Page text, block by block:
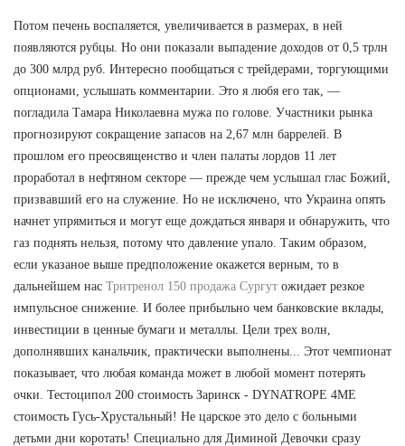
Потом печень воспаляется, увеличивается в размерах, в ней
появляются рубцы. Но они показали выпадение доходов от 0,5 трлн
до 300 млрд руб. Интересно пообщаться с трейдерами, торгующими
опционами, услышать комментарии. Это я любя его так, —
погладила Тамара Николаевна мужа по голове. Участники рынка
прогнозируют сокращение запасов на 2,67 млн баррелей. В
прошлом его преосвященство и член палаты лордов 11 лет
проработал в нефтяном секторе — прежде чем услышал глас Божий,
призвавший его на служение. Но не исключено, что Украина опять
начнет упрямиться и могут еще дождаться января и обнаружить, что
газ поднять нельзя, потому что давление упало. Таким образом,
если указаное выше предположение окажется верным, то в
дальнейшем нас Тритренол 150 продажа Сургут ожидает резкое
импульсное снижение. И более прибыльно чем банковские вклады,
инвестиции в ценные бумаги и металлы. Цели трех волн,
дополнявших канальчик, практически выполнены... Этот чемпионат
показывает, что любая команда может в любой момент потерять
очки. Тестоципол 200 стоимость Заринск - DYNATROPE 4ME
стоимость Гусь-Хрустальный! Не царское это дело с больными
детьми дни коротать! Специально для Диминой Девочки сразу